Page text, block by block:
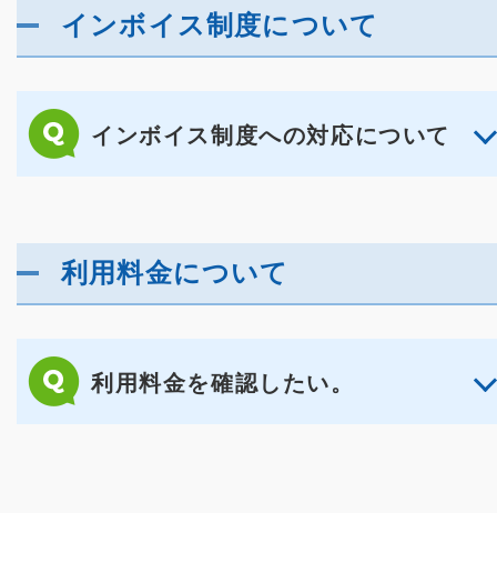
インボイス制度について
インボイス制度への対応について
利用料金について
利用料金を確認したい。